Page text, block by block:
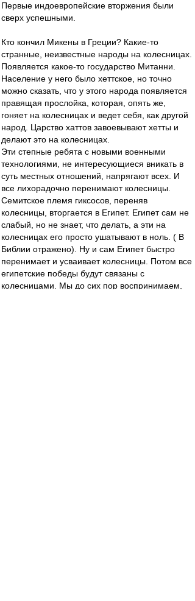
Первые индоевропейские вторжения были
сверх успешными.
Кто кончил Микены в Греции? Какие-то
странные, неизвестные народы на колесницах.
Появляется какое-то государство Митанни.
Население у него было хеттское, но точно
можно сказать, что у этого народа появляется
правящая прослойка, которая, опять же,
гоняет на колесницах и ведет себя, как другой
народ. Царство хаттов завоевывают хетты и
делают это на колесницах.
Эти степные ребята с новыми военными
технологиями, не интересующиеся вникать в
суть местных отношений, напрягают всех. И
все лихорадочно перенимают колесницы.
Семитское племя гиксосов, переняв
колесницы, вторгается в Египет. Египет сам не
слабый, но не знает, что делать, а эти на
колесницах его просто ушатывают в ноль. ( В
Библии отражено). Ну и сам Египет быстро
перенимает и усваивает колесницы. Потом все
египетские победы будут связаны с
колесницами. Мы до сих пор воспринимаем,